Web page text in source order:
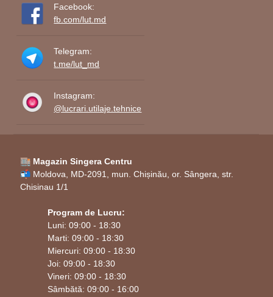
Facebook:
fb.com/lut.md
Telegram:
t.me/lut_md
Instagram:
@lucrari.utilaje.tehnice
🏬 Magazin Singera Centru
📬 Moldova, MD-2091, mun. Chișinău, or. Sângera, str.
Chisinau 1/1
Program de Lucru:
Luni: 09:00 - 18:30
Marti: 09:00 - 18:30
Miercuri: 09:00 - 18:30
Joi: 09:00 - 18:30
Vineri: 09:00 - 18:30
Sâmbătă: 09:00 - 16:00